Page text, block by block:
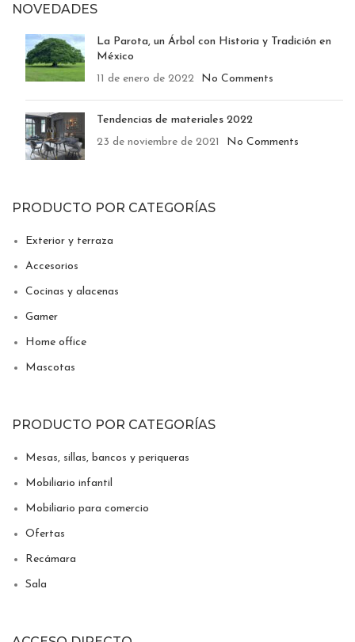
NOVEDADES
La Parota, un Árbol con Historia y Tradición en
México
11 de enero de 2022
No Comments
Tendencias de materiales 2022
23 de noviembre de 2021
No Comments
PRODUCTO POR CATEGORÍAS
Exterior y terraza
Accesorios
Cocinas y alacenas
Gamer
Home office
Mascotas
PRODUCTO POR CATEGORÍAS
Mesas, sillas, bancos y periqueras
Mobiliario infantil
Mobiliario para comercio
Ofertas
Recámara
Sala